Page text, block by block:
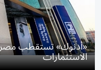
«أدنوك» تستقطب
الاستثمارات